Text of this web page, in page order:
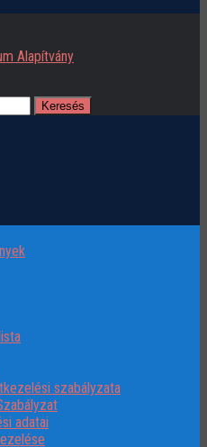
Alapítvány
szabályzata
adatai